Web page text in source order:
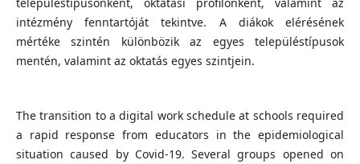
intézmény fenntartóját tekintve. A diákok elérésének
mértéke szintén különbözik az egyes településtípusok
mentén, valamint az oktatás egyes szintjein.
The transition to a digital work schedule at schools required
a rapid response from educators in the epidemiological
situation caused by Covid-19. Several groups opened on